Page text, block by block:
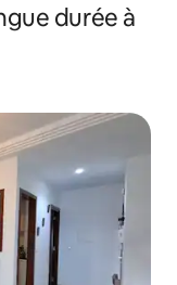
durée à